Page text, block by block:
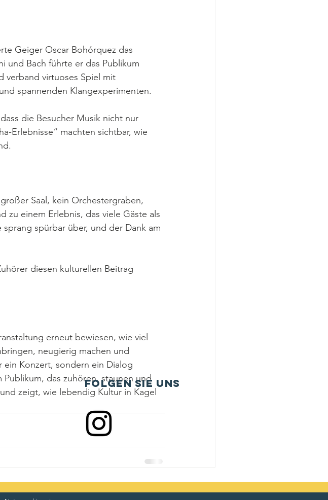
Geiger Oscar Bohórquez das
und Bach führte er das Publikum
verband virtuoses Spiel mit
spannenden Klangexperimenten.
die Besucher Musik nicht nur
Erlebnisse“ machten sichtbar, wie
Saal, kein Orchestergraben,
zu einem Erlebnis, das viele Gäste als
spürbar über, und der Dank am
diesen kulturellen Beitrag
erneut bewiesen, wie viel
neugierig machen und
ein Konzert, sondern ein Dialog
das zuhören, staunen und
zeigt, wie lebendig Kultur in Kagel
Folgen sie uns